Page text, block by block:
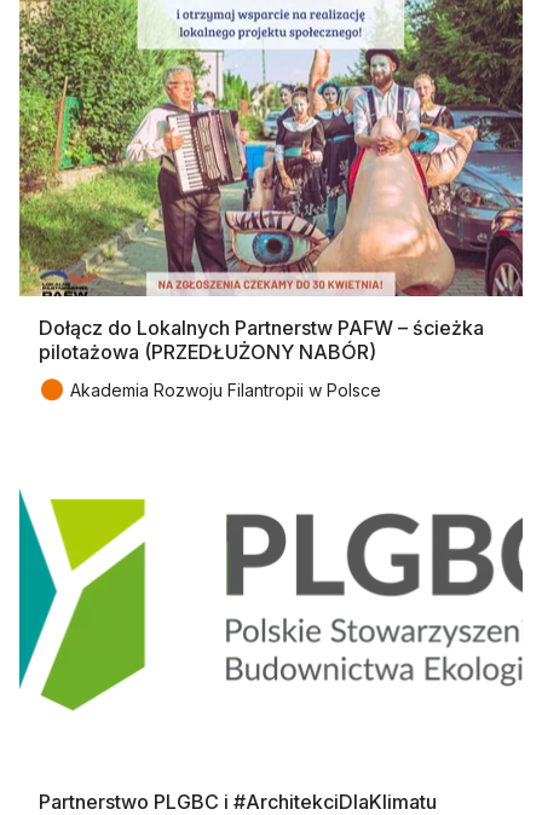
Dołącz do Lokalnych Partnerstw PAFW – ścieżka
pilotażowa (PRZEDŁUŻONY NABÓR)
● Akademia Rozwoju Filantropii w Polsce
Partnerstwo PLGBC i #ArchitekciDlaKlimatu